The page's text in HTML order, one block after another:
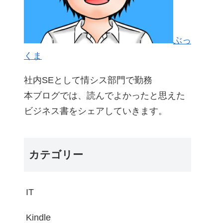
ぶっ
くま
社内SEとして情シス部門で勤務
本ブログでは、読んでよかったと思えた
ビジネス書をシェアしていきます。
カテゴリー
IT
Kindle